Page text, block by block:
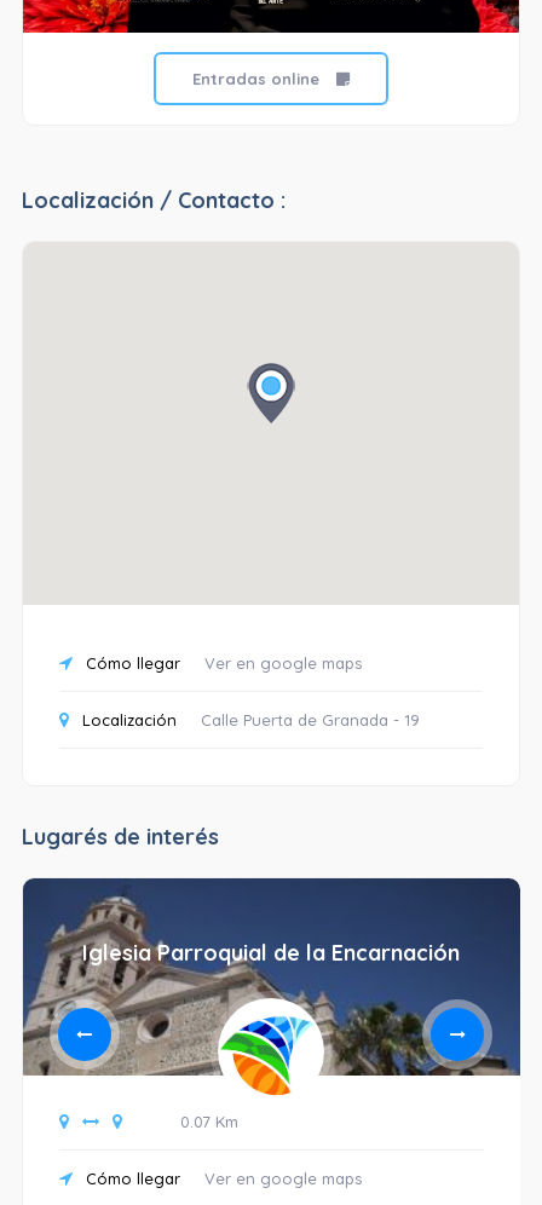
Entradas online
Localización / Contacto :
Cómo llegar Ver en google maps
Localización Calle Puerta de Granada - 19
Lugarés de interés
Iglesia Parroquial de la Encarnación
0.07 Km
Cómo llegar Ver en google maps